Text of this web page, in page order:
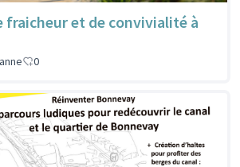
fraicheur et de convivialité à
0